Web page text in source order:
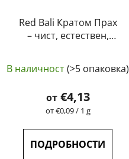
Red Bali Кратом Прах
– чист, естествен,
оценка
на
продукта
5,0
В наличност(>5 опаковка)
от€4,13
Измерване
цената:
от €0,09 / 1 g
ПОДРОБНОСТИ